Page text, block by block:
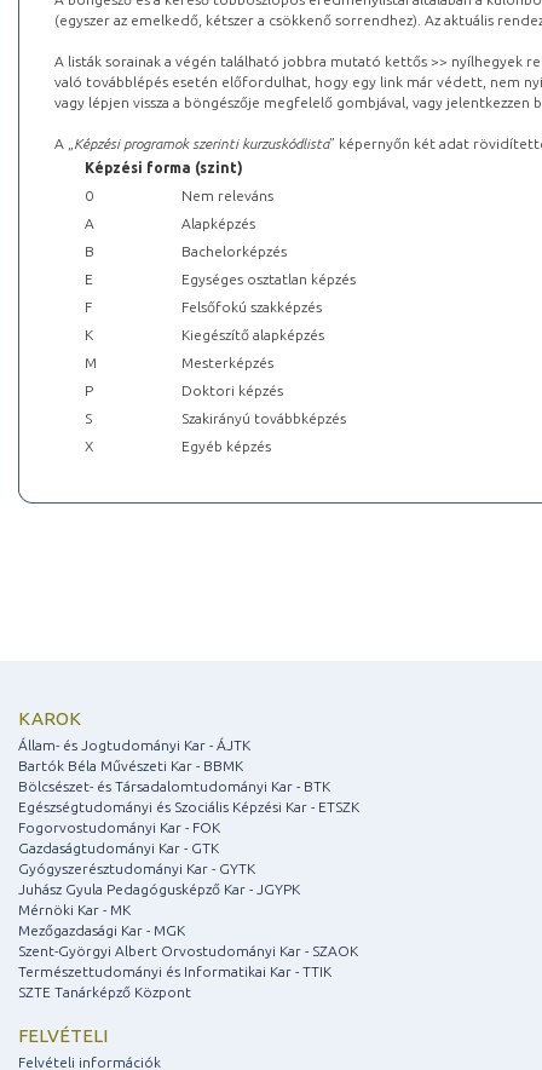
(egyszer az emelkedő, kétszer a csökkenő sorrendhez). Az aktuális
A listák sorainak a végén található jobbra mutató kettős >> nyílhegyek
való továbblépés esetén előfordulhat, hogy egy link már védett, nem
vagy lépjen vissza a böngészője megfelelő gombjával, vagy
A „ Képzési programok szerinti kurzuskódlista” képernyőn két adat
Képzési forma (szint)
0
Nem releváns
A
Alapképzés
B
Bachelorképzés
E
Egységes osztatlan képzés
F
Felsőfokú szakképzés
K
Kiegészítő alapképzés
M
Mesterképzés
P
Doktori képzés
S
Szakirányú továbbképzés
X
Egyéb képzés
KAROK
Állam- és Jogtudományi Kar - ÁJTK
Bartók Béla Művészeti Kar - BBMK
Bölcsészet- és Társadalomtudományi Kar - BTK
Egészségtudományi és Szociális Képzési Kar - ETSZK
Fogorvostudományi Kar - FOK
Gazdaságtudományi Kar - GTK
Gyógyszerésztudományi Kar - GYTK
Juhász Gyula Pedagógusképző Kar - JGYPK
Mérnöki Kar - MK
Mezőgazdasági Kar - MGK
Szent-Györgyi Albert Orvostudományi Kar - SZAOK
Természettudományi és Informatikai Kar - TTIK
SZTE Tanárképző Központ
FELVÉTELI
Felvételi információk